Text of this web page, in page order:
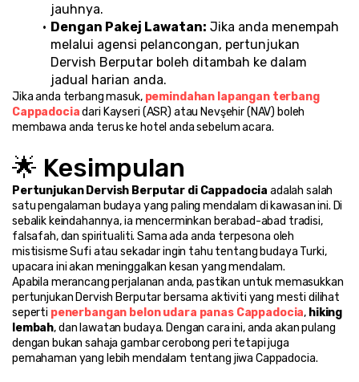
jauhnya.
Dengan Pakej Lawatan: Jika anda menempah
melalui agensi pelancongan, pertunjukan
Dervish Berputar boleh ditambah ke dalam
jadual harian anda.
Jika anda terbang masuk, pemindahan lapangan terbang
Cappadocia dari Kayseri (ASR) atau Nevşehir (NAV) boleh
membawa anda terus ke hotel anda sebelum acara.
🌟 Kesimpulan
Pertunjukan Dervish Berputar di Cappadocia adalah salah
satu pengalaman budaya yang paling mendalam di kawasan ini. Di
sebalik keindahannya, ia mencerminkan berabad-abad tradisi,
falsafah, dan spiritualiti. Sama ada anda terpesona oleh
mistisisme Sufi atau sekadar ingin tahu tentang budaya Turki,
upacara ini akan meninggalkan kesan yang mendalam.
Apabila merancang perjalanan anda, pastikan untuk memasukkan
pertunjukan Dervish Berputar bersama aktiviti yang mesti dilihat
seperti penerbangan belon udara panas Cappadocia, hiking
lembah, dan lawatan budaya. Dengan cara ini, anda akan pulang
dengan bukan sahaja gambar cerobong peri tetapi juga
pemahaman yang lebih mendalam tentang jiwa Cappadocia.